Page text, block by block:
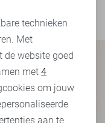
technieken
Met
de website goed
met 4
om jouw
aan te